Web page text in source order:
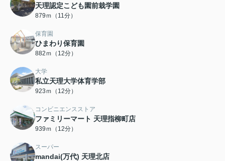
天理認定こども園前栽学園
879ｍ（11分）
保育園
ひまわり保育園
882ｍ（12分）
大学
私立天理大学体育学部
923ｍ（12分）
コンビニエンスストア
ファミリーマート 天理指柳町店
939ｍ（12分）
スーパー
mandai(万代) 天理北店